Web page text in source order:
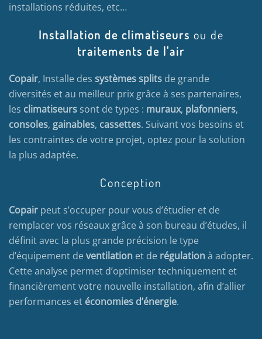
installations réduites, etc…
Installation de climatiseurs ou de
traitements de l'air
Copair, Installe des systèmes splits de grande
diversités et au meilleur prix grâce à ses partenaires,
les climatiseurs sont de types : muraux, plafonniers,
consoles, gainables, cassettes. Suivant vos besoins et
les contraintes de votre projet, optez pour la solution
la plus adaptée.
Conception
Copair peut s’occuper pour vous d’étudier et de
remplacer vos réseaux grâce à son bureau d’études, il
définit avec la plus grande précision le type
d’équipement deventilation et de régulationà adopter.
Cette analyse permet d’optimiser techniquement et
financièrement votre nouvelle installation, afin d’allier
performances et économies d’énergie.